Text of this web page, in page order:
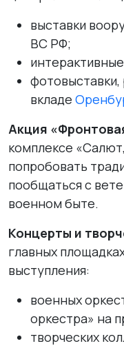
выставки
ВС РФ;
вкладе
Акция
комплексе
попробовать
пообщаться с
военном быте.
Концерты и
главных
выступления:
военных
оркестра» на
творческих